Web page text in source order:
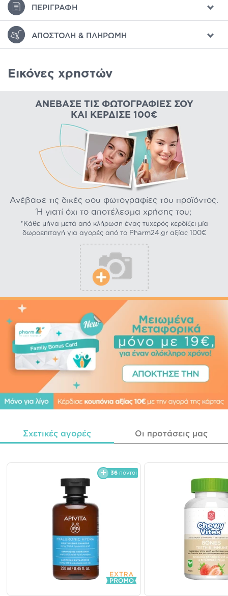
ΠΕΡΙΓΡΑΦΉ
ΑΠΟΣΤΟΛΉ & ΠΛΗΡΩΜΉ
Εικόνες χρηστών
ΑΝΈΒΑΣΕ ΤΙΣ ΦΩΤΟΓΡΑΦΊΕΣ ΣΟΥ
ΚΑΙ ΚΈΡΔΙΣΕ 100€
Ανέβασε τις δικές σου φωτογραφίες του προϊόντος.
Ή γιατί όχι το αποτέλεσμα χρήσης του;
*Κάθε μήνα μετά από κλήρωση ένας τυχερός κερδίζει μία
δωροεπιταγή για αγορές από το Pharm24.gr αξίας 100€
Σχετικές αγορές Οι προτάσεις μας
36 πόντοι